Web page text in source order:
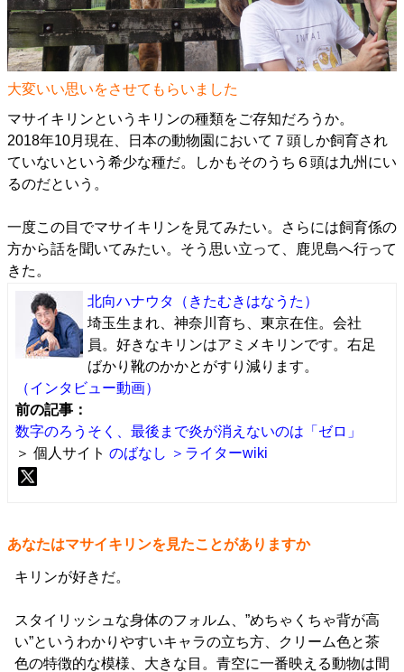
大変いい思いをさせてもらいました
マサイキリンというキリンの種類をご存知だろうか。
2018年10月現在、日本の動物園において７頭しか飼育され
ていないという希少な種だ。しかもそのうち６頭は九州にい
るのだという。
一度この目でマサイキリンを見てみたい。さらには飼育係の
方から話を聞いてみたい。そう思い立って、鹿児島へ行って
きた。
北向ハナウタ
（きたむきはなうた）
埼玉生まれ、神奈川育ち、東京在住。会社
員。好きなキリンはアミメキリンです。右足
ばかり靴のかかとがすり減ります。
（インタビュー動画）
前の記事：
数字のろうそく、最後まで炎が消えないのは「ゼロ」
＞ 個人サイト のばなし ＞ライターwiki
あなたはマサイキリンを見たことがありますか
キリンが好きだ。
スタイリッシュな身体のフォルム、”めちゃくちゃ背が高
い”というわかりやすいキャラの立ち方、クリーム色と茶
色の特徴的な模様、大きな目。青空に一番映える動物は間